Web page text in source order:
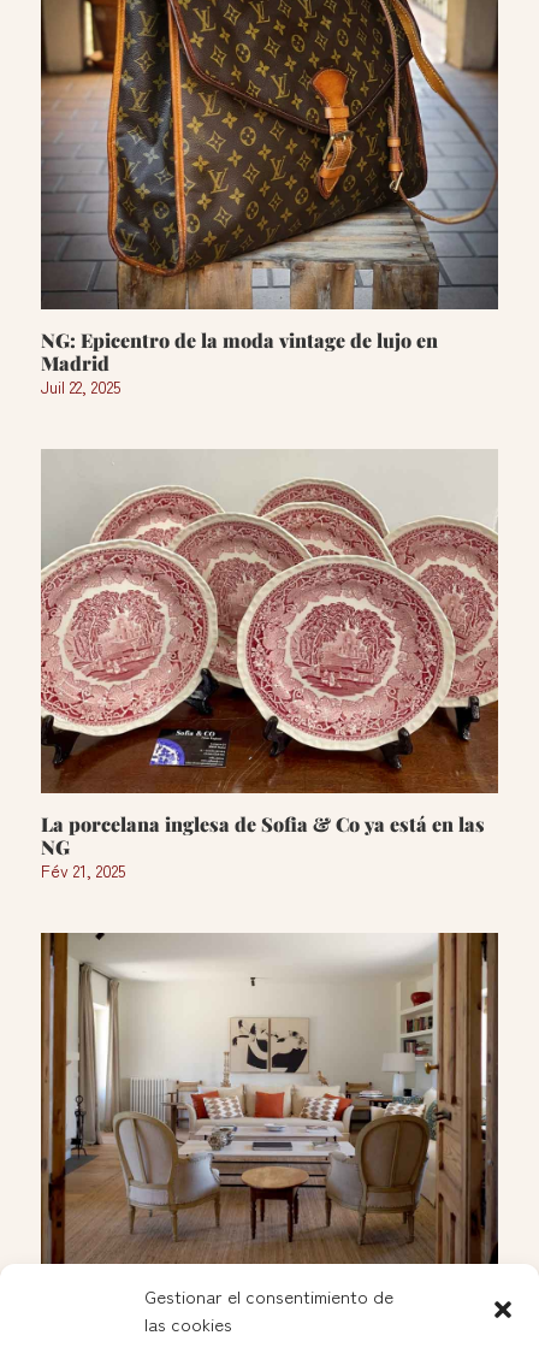
Gestionar el consentimiento de
las cookies
NG: Epicentro de la moda vintage de lujo en
Madrid
Juil 22, 2025
La porcelana inglesa de Sofia & Co ya está en las
NG
Fév 21, 2025
Apertura de Soleda en las Nuevas Galerías del